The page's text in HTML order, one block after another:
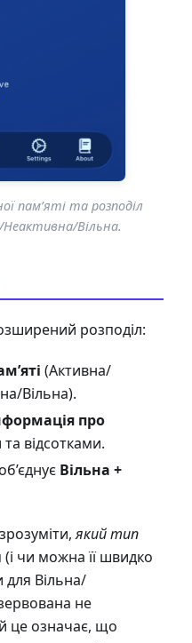
пам’яті та розподіл
Вільна.
розподіл:
(Активна/
Вільна).
про
відсотками.
Вільна +
який тип
(і чи можна її швидко
для Вільна/
не
це означає, що